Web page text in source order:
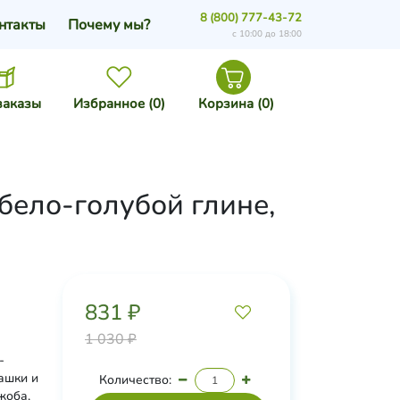
Избранное (0) Корзина (0)
Почему мы? 8 (800) 777-43-72
с 10:00 до 18:00
голубой глине,
и
831 ₽
1 030 ₽
Количество: